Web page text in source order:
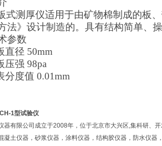
式测厚仪适用于由矿物棉制成的板
法》设计制造的。具有结构简单、
参数
直径 50mm
压强 98pa
分度值 0.01mm
1型试验仪
器有限公司成立于2008年，位于北京市大兴区,集科研、
凝土仪器，砂浆仪器，涂料仪器，结构胶仪器，防水仪